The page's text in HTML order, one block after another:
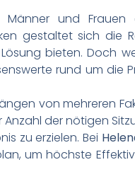
und Frauen
gestaltet sich die
bieten. Doch
rund um die
von mehreren
der nötigen
zu erzielen. Bei
um höchste